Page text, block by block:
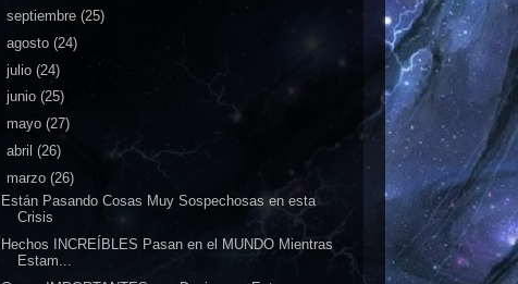
septiembre (25)
agosto (24)
julio (24)
junio (25)
mayo (27)
abril (26)
marzo (26)
Están Pasando Cosas Muy Sospechosas en esta
Crisis
Hechos INCREÍBLES Pasan en el MUNDO Mientras
Estam...